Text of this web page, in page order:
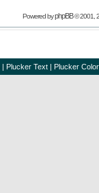
Powered byphpBB© 2001,
| Plucker Text | Plucker Color